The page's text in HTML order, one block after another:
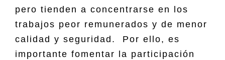
pero tienden a concentrarse en los
trabajos peor remunerados y de menor
calidad y seguridad. Por ello, es
importante fomentar la participación